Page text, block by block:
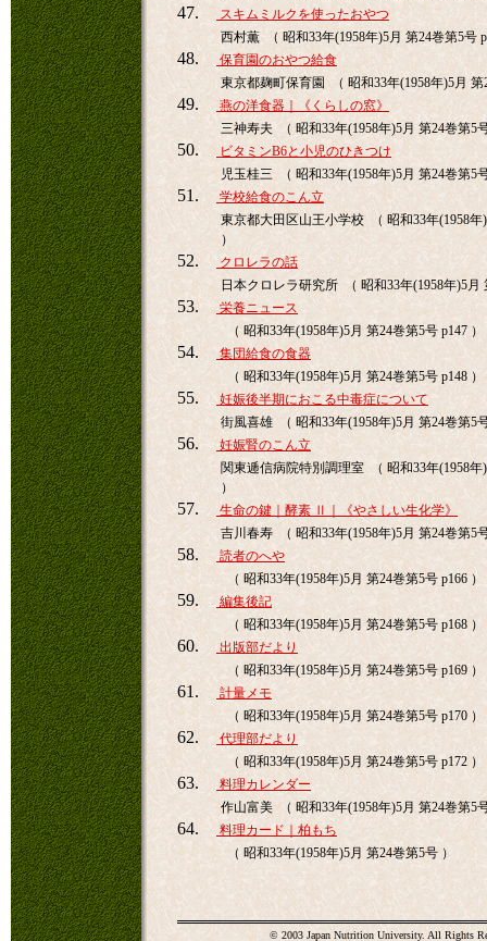
47.
スキムミルクを使ったおやつ
西村薫 （ 昭和33年(1958年)5月 第24巻第5号
48.
保育園のおやつ給食
東京都麹町保育園 （ 昭和33年(1958年)5月 第
49.
燕の洋食器｜《くらしの窓》
三神寿夫 （ 昭和33年(1958年)5月 第24巻第5
50.
ビタミンB6と小児のひきつけ
児玉桂三 （ 昭和33年(1958年)5月 第24巻第5
51.
学校給食のこん立
東京都大田区山王小学校 （ 昭和33年(1958年
）
52.
クロレラの話
日本クロレラ研究所 （ 昭和33年(1958年)5月
53.
栄養ニュース
（ 昭和33年(1958年)5月 第24巻第5号 p147 ）
54.
集団給食の食器
（ 昭和33年(1958年)5月 第24巻第5号 p148 ）
55.
妊娠後半期におこる中毒症について
街風喜雄 （ 昭和33年(1958年)5月 第24巻第5
56.
妊娠腎のこん立
関東逓信病院特別調理室 （ 昭和33年(1958年
）
57.
生命の鍵｜酵素 Ⅱ｜《やさしい生化学》
吉川春寿 （ 昭和33年(1958年)5月 第24巻第5
58.
読者のへや
（ 昭和33年(1958年)5月 第24巻第5号 p166 ）
59.
編集後記
（ 昭和33年(1958年)5月 第24巻第5号 p168 ）
60.
出版部だより
（ 昭和33年(1958年)5月 第24巻第5号 p169 ）
61.
計量メモ
（ 昭和33年(1958年)5月 第24巻第5号 p170 ）
62.
代理部だより
（ 昭和33年(1958年)5月 第24巻第5号 p172 ）
63.
料理カレンダー
作山富美 （ 昭和33年(1958年)5月 第24巻第5
64.
料理カード｜柏もち
（ 昭和33年(1958年)5月 第24巻第5号 ）
© 2003 Japan Nutrition University. All Rights